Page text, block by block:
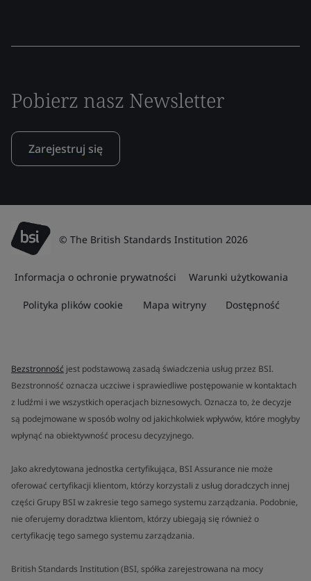
Pobierz nasz Newsletter
Zarejestruj się
© The British Standards Institution 2026
Informacja o ochronie prywatności Warunki użytkowania
Polityka plików cookie Mapa witryny Dostępność
Bezstronność jest podstawową zasadą świadczenia usług przez BSI.
Bezstronność oznacza uczciwe i sprawiedliwe postępowanie w kontaktach
z ludźmi i we wszystkich operacjach biznesowych. Oznacza to, że decyzje
są podejmowane w sposób wolny od jakichkolwiek wpływów, które mogłyby
wpłynąć na obiektywność procesu decyzyjnego.
Jako akredytowana jednostka certyfikująca, BSI Assurance nie może
oferować certyfikacji klientom, którzy korzystali z usług doradczych innej
części Grupy BSI w zakresie tego samego systemu zarządzania. Podobnie,
nie oferujemy doradztwa klientom, którzy ubiegają się również o
certyfikację tego samego systemu zarządzania.
British Standards Institution (BSI, spółka zarejestrowana na mocy